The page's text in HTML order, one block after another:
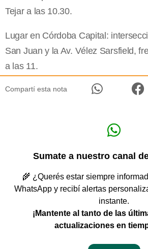
Tejar a las 10.30.
Lugar en Córdoba Capital:
San Juan y la Av. Vélez Sarsfield,
a las 11.
Compartí esta nota
Sumate a nuestro canal
🌾 ¿Querés estar siempre
WhatsApp y recibí alertas
instante.
¡Mantente al tanto de las
actualizaciones en